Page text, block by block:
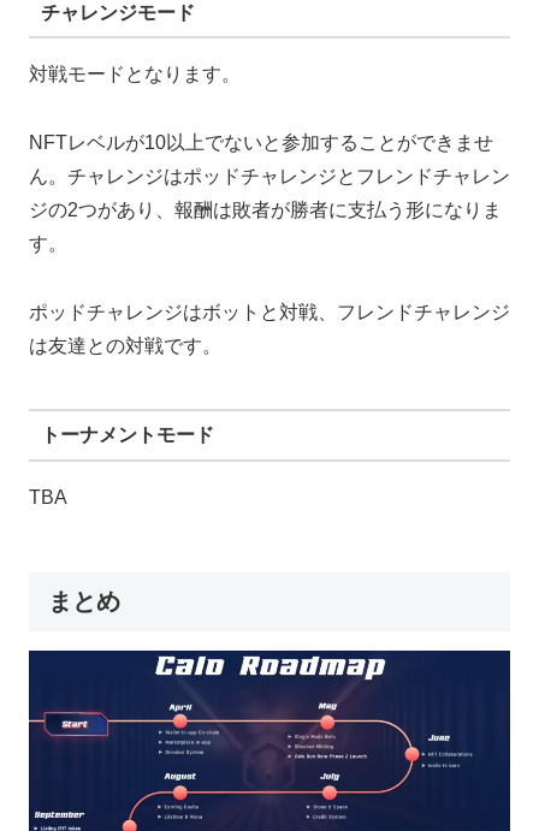
チャレンジモード
対戦モードとなります。
NFTレベルが10以上でないと参加することができませ
ん。チャレンジはポッドチャレンジとフレンドチャレン
ジの2つがあり、報酬は敗者が勝者に支払う形になりま
す。
ポッドチャレンジはボットと対戦、フレンドチャレンジ
は友達との対戦です。
トーナメントモード
TBA
まとめ